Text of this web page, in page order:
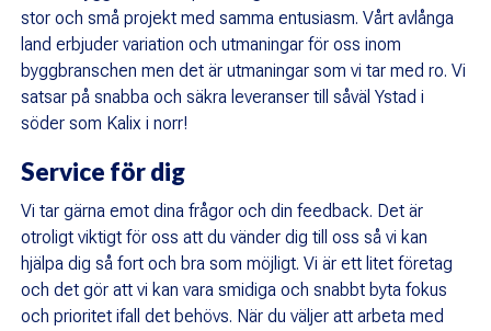
stor och små projekt med samma entusiasm. Vårt avlånga
land erbjuder variation och utmaningar för oss inom
byggbranschen men det är utmaningar som vi tar med ro. Vi
satsar på snabba och säkra leveranser till såväl Ystad i
söder som Kalix i norr!
Service för dig
Vi tar gärna emot dina frågor och din feedback. Det är
otroligt viktigt för oss att du vänder dig till oss så vi kan
hjälpa dig så fort och bra som möjligt. Vi är ett litet företag
och det gör att vi kan vara smidiga och snabbt byta fokus
och prioritet ifall det behövs. När du väljer att arbeta med